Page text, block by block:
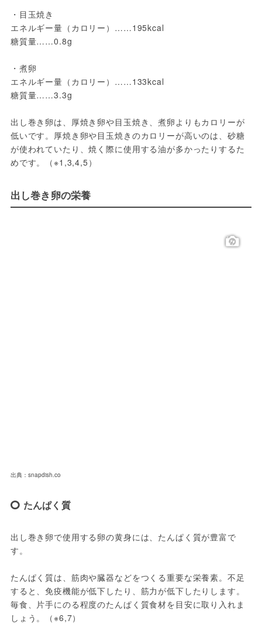
・目玉焼き
エネルギー量（カロリー）……195kcal
糖質量……0.8g
・煮卵
エネルギー量（カロリー）……133kcal
糖質量……3.3g
出し巻き卵は、厚焼き卵や目玉焼き、煮卵よりもカロリーが
低いです。厚焼き卵や目玉焼きのカロリーが高いのは、砂糖
が使われていたり、焼く際に使用する油が多かったりするた
めです。（※1,3,4,5）
出し巻き卵の栄養
出典：snapdish.co
たんぱく質
出し巻き卵で使用する卵の黄身には、たんぱく質が豊富で
す。
たんぱく質は、筋肉や臓器などをつくる重要な栄養素。不足
すると、免疫機能が低下したり、筋力が低下したりします。
毎食、片手にのる程度のたんぱく質食材を目安に取り入れま
しょう。（※6,7）